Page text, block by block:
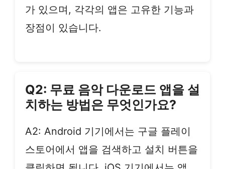
가 있으며, 각각의 앱은 고유한 기능과
장점이 있습니다.
Q2: 무료 음악 다운로드 앱을 설
치하는 방법은 무엇인가요?
A2: Android 기기에서는 구글 플레이
스토어에서 앱을 검색하고 설치 버튼을